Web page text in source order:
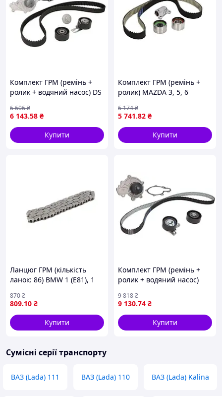
Комплект ГРМ (ремінь +
ролик + водяний насос) DS
II, S80 II, V40, V50, V60 I,
V70 III, CITROEN
6 143.58 ₴
6 606₴
Купити
Комплект ГРМ (ремінь +
ролик) MAZDA 3, 5, 6
KD470.30
5 741.82 ₴
6 174₴
Купити
Ланцюг ГРМ (кількість
ланок: 86) BMW 1 (E81), 1
(F20), 1 (F21), 2 (F22, F87), 2
(F23), 2 (F45), 2 GRAN
809.10 ₴
870₴
Купити
Комплект ГРМ (ремінь +
ролик + водяний насос)
CRUZE, EPICA, LACETTI,
NUBIRA, OPEL ANTARA A
2.0D 01.05- DAYCO
9 130.74 ₴
9 818₴
Купити
Сумісні серії транспорту
ВАЗ (Lada) 111 ВАЗ (Lada) 110 ВАЗ (Lada) Kalina